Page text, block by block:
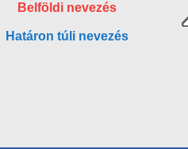
Belföldi nevezés
Határon túli nevezés